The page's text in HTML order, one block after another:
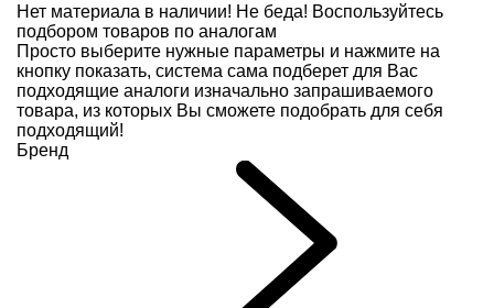
Нет материала в наличии! Не беда! Воспользуйтесь
подбором товаров по аналогам
Просто выберите нужные параметры и нажмите на
кнопку показать, система сама подберет для Вас
подходящие аналоги изначально запрашиваемого
товара, из которых Вы сможете подобрать для себя
подходящий!
Бренд